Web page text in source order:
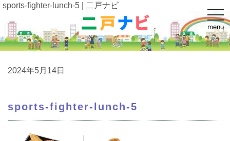
t
o
g
g
l
e
o
menu
sports-fighter-lunch-5 | 二戸ナビ
2024年5月14日
sports-fighter-lunch-5